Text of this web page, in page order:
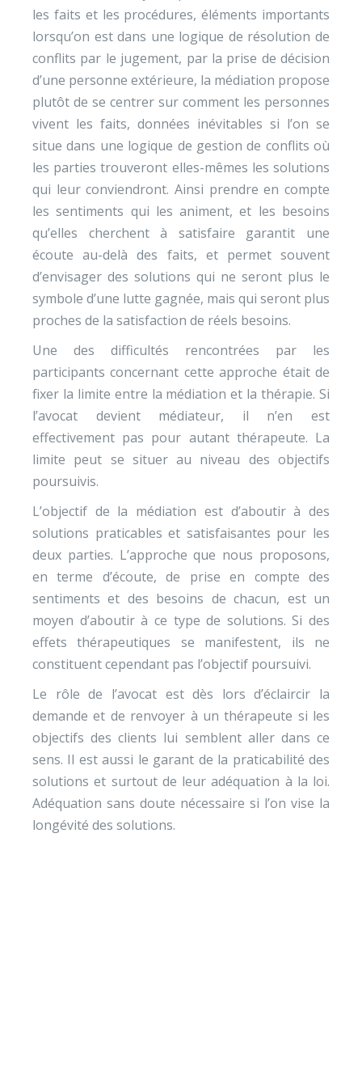
les faits et les procédures, éléments importants
lorsqu’on est dans une logique de résolution de
conflits par le jugement, par la prise de décision
d’une personne extérieure, la médiation propose
plutôt de se centrer sur comment les personnes
vivent les faits, données inévitables si l’on se
situe dans une logique de gestion de conflits où
les parties trouveront elles-mêmes les solutions
qui leur conviendront. Ainsi prendre en compte
les sentiments qui les animent, et les besoins
qu’elles cherchent à satisfaire garantit une
écoute au-delà des faits, et permet souvent
d’envisager des solutions qui ne seront plus le
symbole d’une lutte gagnée, mais qui seront plus
proches de la satisfaction de réels besoins.
Une des difficultés rencontrées par les
participants concernant cette approche était de
fixer la limite entre la médiation et la thérapie. Si
l’avocat devient médiateur, il n’en est
effectivement pas pour autant thérapeute. La
limite peut se situer au niveau des objectifs
poursuivis.
L’objectif de la médiation est d’aboutir à des
solutions praticables et satisfaisantes pour les
deux parties. L’approche que nous proposons,
en terme d’écoute, de prise en compte des
sentiments et des besoins de chacun, est un
moyen d’aboutir à ce type de solutions. Si des
effets thérapeutiques se manifestent, ils ne
constituent cependant pas l’objectif poursuivi.
Le rôle de l’avocat est dès lors d’éclaircir la
demande et de renvoyer à un thérapeute si les
objectifs des clients lui semblent aller dans ce
sens. Il est aussi le garant de la praticabilité des
solutions et surtout de leur adéquation à la loi.
Adéquation sans doute nécessaire si l’on vise la
longévité des solutions.